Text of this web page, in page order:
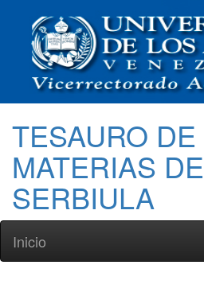
TESAURO DE
MATERIAS DE
SERBIULA
Inicio